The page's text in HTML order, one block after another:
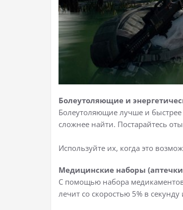
Болеутоляющие и
Болеутоляющие лучше и быстрее
сложнее найти. Постарайтесь
Используйте их, когда это
Медицинские наборы
С помощью набора
лечит со скоростью 5% в